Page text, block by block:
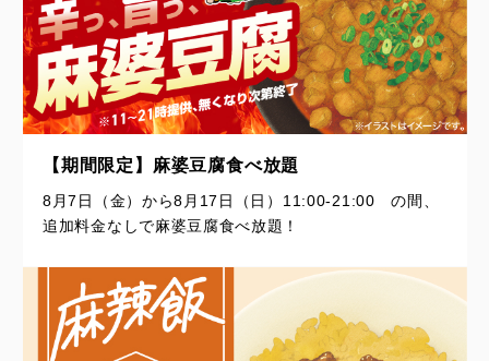
【期間限定】麻婆豆腐食べ放題
8月7日（金）から8月17日（日）11:00-21:00 の間、
追加料金なしで麻婆豆腐食べ放題！